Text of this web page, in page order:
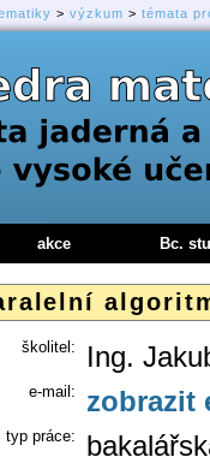
> výzkum > témata
školitel: Ing.
e-mail: zobrazit
typ práce:
akce Bc.